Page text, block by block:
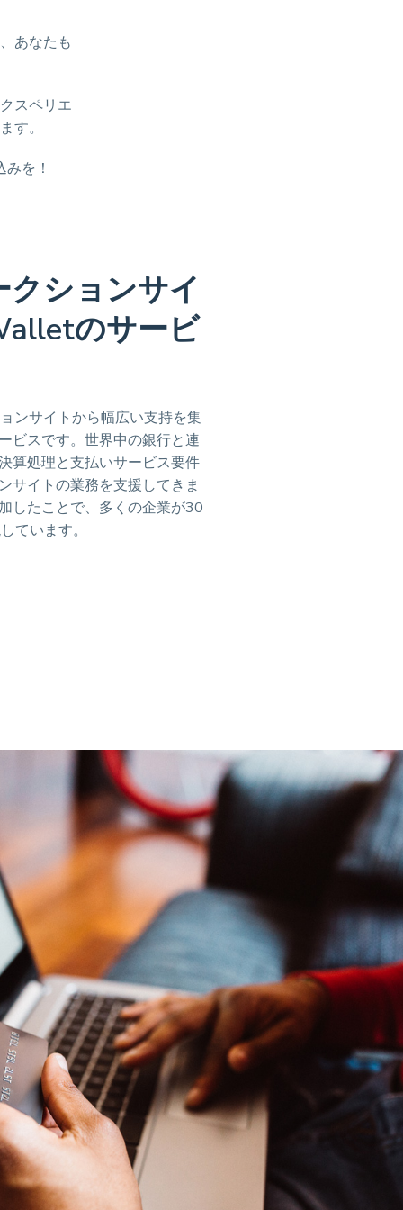
あなたも
スペリエ
す。
を！
ションサイ
のサービ
ンサイトから幅広い支持を集
ビスです。世界中の銀行と連
算処理と支払いサービス要件
サイトの業務を支援してきま
したことで、多くの企業が30
ています。